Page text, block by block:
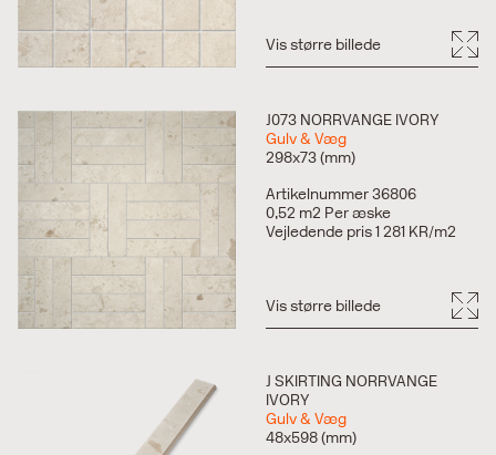
Vis større billede
J073 NORRVANGE IVORY
Gulv & Væg
298x73 (mm)
Artikelnummer 36806
0,52 m2 Per æske
Vejledende pris 1 281 KR/m2
Vis større billede
J SKIRTING NORRVANGE
IVORY
Gulv & Væg
48x598 (mm)